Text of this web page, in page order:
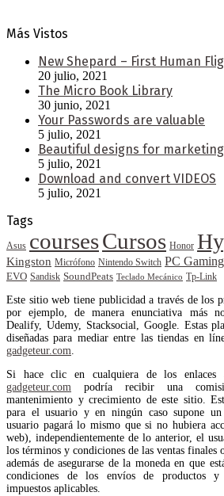
Más Vistos
New Shepard – First Human
20 julio, 2021
The Micro Book Library
30 junio, 2021
Your Passwords are valuable
5 julio, 2021
Beautiful designs for marketing
5 julio, 2021
Download and convert VIDEOS
5 julio, 2021
Tags
Asus coursesCursos Honor
Kingston Micrófono Nintendo Switch PC Gaming
EVO Sandisk SoundPeats Teclado Mecánico Tp-Link
Este sitio web tiene publicidad a través de los
por ejemplo, de manera enunciativa más
Dealify, Udemy, Stacksocial, Google. Estas
diseñadas para mediar entre las tiendas en
gadgeteur.com.
Si hace clic en cualquiera de los enlaces
gadgeteur.com podría recibir una
mantenimiento y crecimiento de este sitio.
para el usuario y en ningún caso supone
usuario pagará lo mismo que si no hubiera
web), independientemente de lo anterior, el
los términos y condiciones de las ventas finales
además de asegurarse de la moneda en que
condiciones de los envíos de productos y
impuestos aplicables.